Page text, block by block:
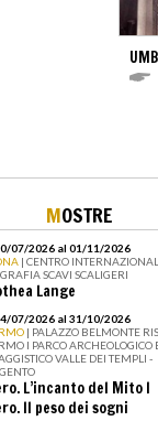
MOSTRE
07/2026 al 01/11/2026
| CENTRO
SCAVI SCALIGERI
Lange
07/2026 al 31/10/2026
| PALAZZO BELMONTE
I PARCO ARCHEOLOGICO
VALLE DEI TEMPLI -
L’incanto del Mito I
Il peso dei sogni